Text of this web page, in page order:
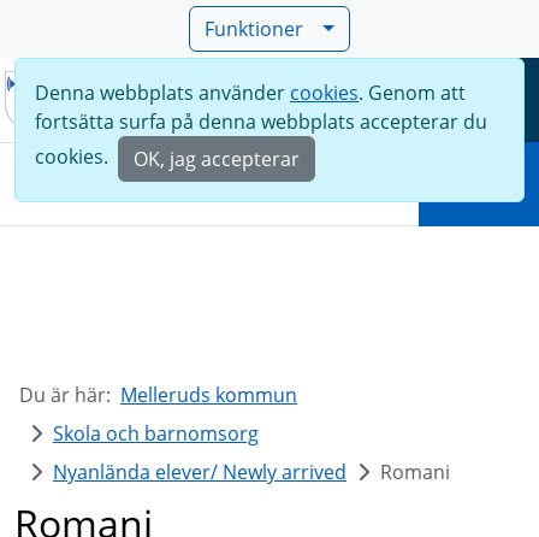
Funktioner
Meny
Denna webbplats använder cookies. Genom att
fortsätta surfa på denna webbplats accepterar du
cookies.
OK, jag accepterar
Du är här: Melleruds kommun
Skola och barnomsorg
Nyanlända elever/ Newly arrived
Romani
Romani